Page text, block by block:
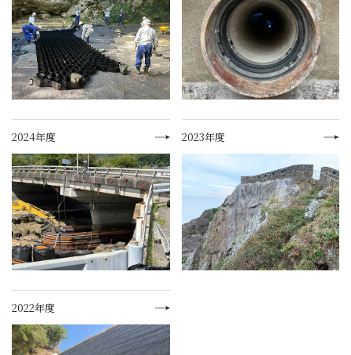
2024年度 2023年度
2022年度